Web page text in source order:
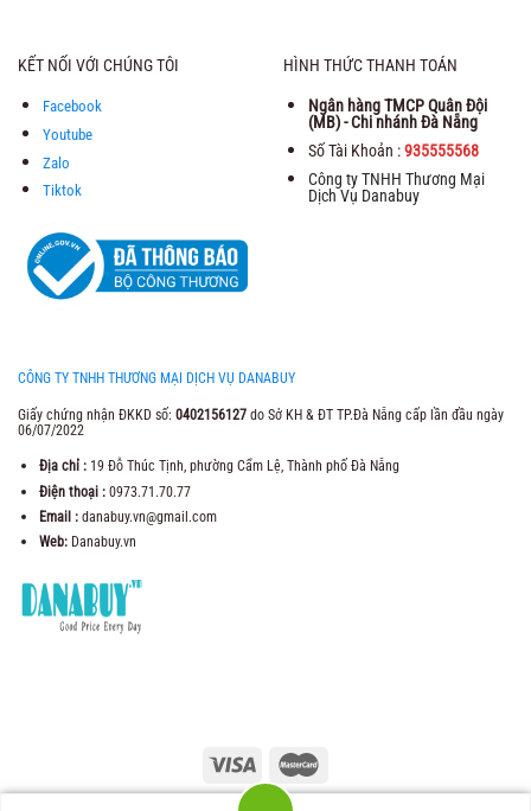
KẾT NỐI VỚI CHÚNG TÔI
Facebook
Youtube
Zalo
Tiktok
HÌNH THỨC THANH TOÁN
Ngân hàng TMCP Quân Đội
(MB) - Chi nhánh Đà Nẵng
Số Tài Khoản :935555568
Công ty TNHH Thương Mại
Dịch Vụ Danabuy
CÔNG TY TNHH THƯƠNG MẠI DỊCH VỤ DANABUY
Giấy chứng nhận ĐKKD số: 0402156127 do Sở KH & ĐT TP.Đà Nẵng cấp lần đầu ngày
06/07/2022
Địa chỉ :19 Đỗ Thúc Tịnh, phường Cẩm Lệ, Thành phố Đà Nẵng
Điện thoại :0973.71.70.77
Email : danabuy.vn@gmail.com
Web: Danabuy.vn
Trung Tâm Thương Mại Danabuy